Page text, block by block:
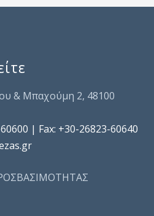
& Μπαχούμη 2, 48100
| Fax: +30-26823-60640